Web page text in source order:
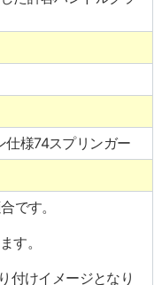
仕様74スプリンガー
です。
す。
付けイメージとなり